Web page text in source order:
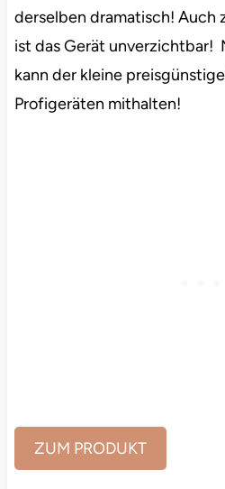
derselben dramatisch! Auch
ist das Gerät unverzichtbar!
kann der kleine
Profigeräten mithalten!
ZUM PRODUKT